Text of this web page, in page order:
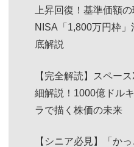
上昇回復！基準価額
NISA「1,800万円枠
底解説
【完全解読】スペー
細解説！1000億ドル
ラで描く株価の未来
【シニア必見】「か